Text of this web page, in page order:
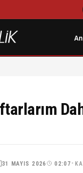
31 MAYIS 2026 02:07 •